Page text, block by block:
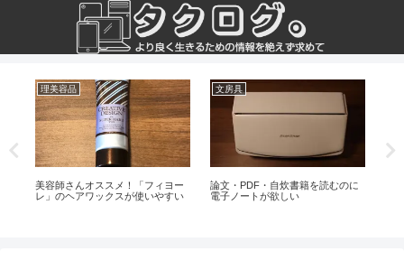
理美容品
美容師さんオススメ！「フィヨー
レ」のヘアワックスが使いやすい
文房具
論文・PDF・自炊書籍を読むのに
電子ノートが欲しい